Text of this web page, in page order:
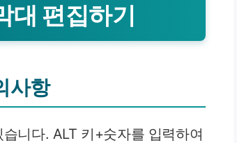
대 편집하기
사항
니다. ALT 키+숫자를 입력하여